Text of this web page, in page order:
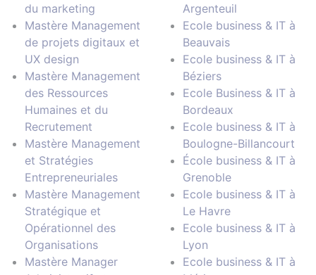
du marketing
Mastère Management
de projets digitaux et
UX design
Mastère Management
des Ressources
Humaines et du
Recrutement
Mastère Management
et Stratégies
Entrepreneuriales
Mastère Management
Stratégique et
Opérationnel des
Organisations
Mastère Manager
Argenteuil
Ecole business & IT à
Beauvais
Ecole business & IT à
Béziers
Ecole Business & IT à
Bordeaux
Ecole business & IT à
Boulogne-Billancourt
École business & IT à
Grenoble
Ecole business & IT à
Le Havre
Ecole business & IT à
Lyon
Ecole business & IT à